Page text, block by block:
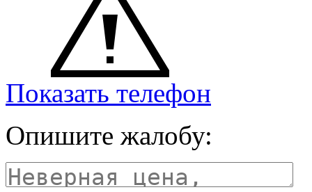
Показать телефон
Опишите жалобу: